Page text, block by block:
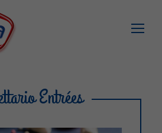
Entrées